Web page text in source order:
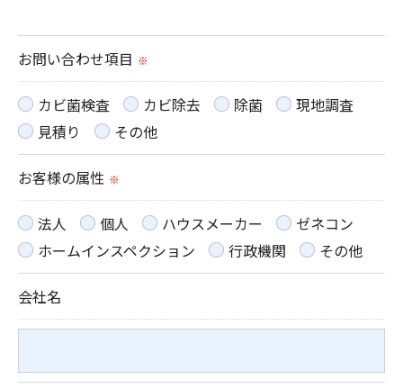
られた場合を除き、
ません。
＜個人情報の委託について＞
当社では、利用目的の達成に必要な範囲において、
個人情報を外部に委託する場合があります。
これらの委託先に対しては個人情報保護契約等の措
置をとり、適切な監督を行います。
＜個人情報の安全管理＞
切に安全管理対策を実施します。
お問い合わせ項目 ※
カビ菌検査 カビ除去 除菌
現地調査
見積り
その他
お客様の属性 ※
法人 個人 ハウスメーカー
ゼネコン
ホームインスペクション
行政機関 その他
会社名